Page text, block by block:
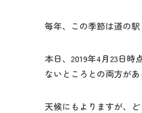
毎年、この季節は道の
本日、2019年4月23日
ないところとの両方があ
天候にもよりますが、